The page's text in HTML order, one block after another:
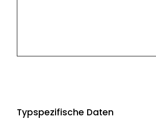
Typspezifische Daten